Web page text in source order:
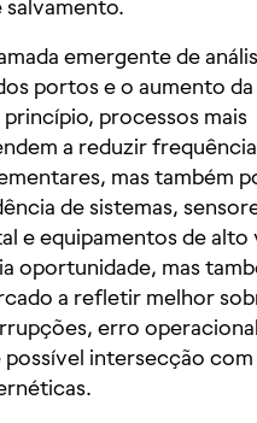
emergente de
portos e o aumento da
processos mais
a reduzir
mas também
de sistemas,
e equipamentos de alto
oportunidade, mas
a refletir melhor
erro operacional
intersecção com